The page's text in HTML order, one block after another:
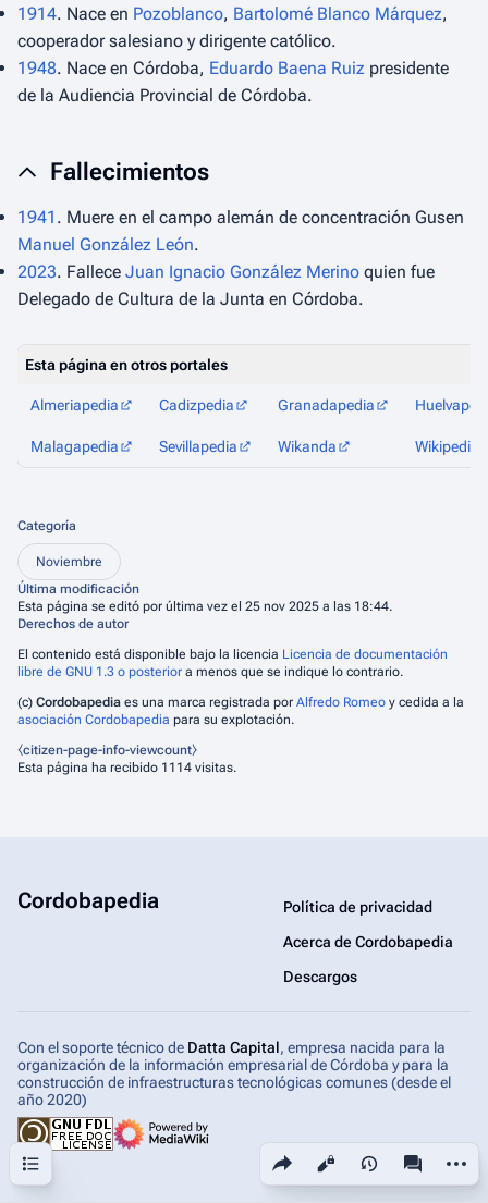
Comparte esta página
Vistas associated-
1914. Nace en Pozoblanco, Bartolomé Blanco Márquez,
cooperador salesiano y dirigente católico.
1948. Nace en Córdoba, Eduardo Baena Ruiz presidente
de la Audiencia Provincial de Córdoba.
Fallecimientos
1941 . Muere en el campo alemán de concentración Gusen
Manuel González León.
2023. Fallece Juan Ignacio González Merino quien fue
Delegado de Cultura de la Junta en Córdoba.
Esta página en otros portales
Almeriapedia Cadizpedia Granadapedia
Malagapedia Sevillapedia Wikanda Wikipedia
Sumario
Categoría
Noviembre
Última modificación
Esta página se editó por última vez el 25 nov 2025 a las 18:44.
Derechos de autor
El contenido está disponible bajo la licencia Licencia de documentación
libre de GNU 1.3 o posterior a menos que se indique lo contrario.
(c) Cordobapedia es una marca registrada por Alfredo Romeo y cedida a la
asociación Cordobapedia para su explotación.
⧼citizen-page-info-viewcount⧽
Esta página ha recibido 1114 visitas.
Cordobapedia
Política de privacidad
Acerca de Cordobapedia
Descargos
Con el soporte técnico de Datta Capital, empresa nacida para la
organización de la información empresarial de Córdoba y para la
construcción de infraestructuras tecnológicas comunes (desde el
año 2020)